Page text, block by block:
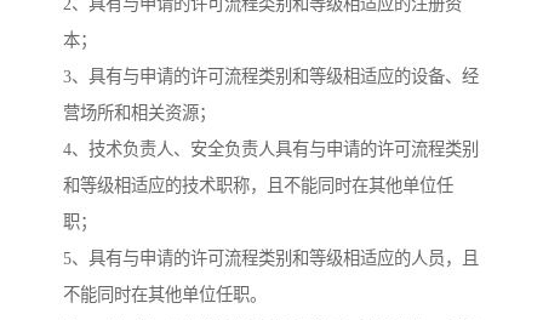
2、具有与申请的许可流程类别和等级相适应的注册资
本；
3、具有与申请的许可流程类别和等级相适应的设备、经
营场所和相关资源；
4、技术负责人、安全负责人具有与申请的许可流程类别
和等级相适应的技术职称，且不能同时在其他单位任
职；
5、具有与申请的许可流程类别和等级相适应的人员，且
不能同时在其他单位任职。